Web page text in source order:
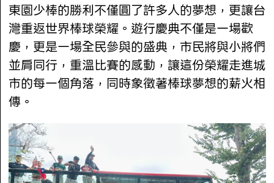
東園少棒的勝利不僅圓了許多人的夢想，更讓台
灣重返世界棒球榮耀。遊行慶典不僅是一場歡
慶，更是一場全民參與的盛典，市民將與小將們
並肩同行，重溫比賽的感動，讓這份榮耀走進城
市的每一個角落，同時象徵著棒球夢想的薪火相
傳。